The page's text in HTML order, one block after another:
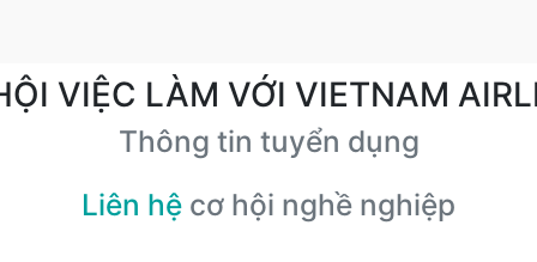
VIỆC LÀM VỚI VIETNAM
Thông tin tuyển dụng
Liên hệ cơ hội nghề nghiệp